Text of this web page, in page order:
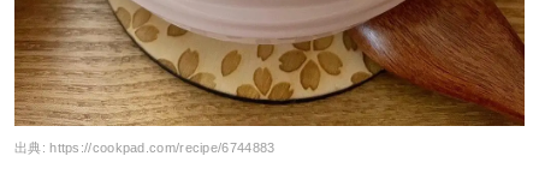
出典:https://cookpad.com/recipe/6744883